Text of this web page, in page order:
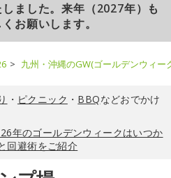
ました。来年（2027年）も
お願いします。
九州・沖縄のGW(ゴールデンウィ
・ ピクニック ・ BBQなどおでかけ
年のゴールデンウィークはいつか
回避術をご紹介